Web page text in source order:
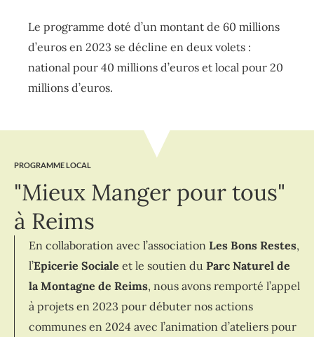
Le programme doté d’un montant de 60 millions
d’euros en 2023 se décline en deux volets :
national pour 40 millions d’euros et local pour 20
millions d’euros.
PROGRAMME LOCAL
"Mieux Manger pour tous"
à Reims
En collaboration avec l’association Les Bons Restes,
l’Epicerie Sociale et le soutien du Parc Naturel de
la Montagne de Reims, nous avons remporté l’appel
à projets en 2023 pour débuter nos actions
communes en 2024 avec l’animation d’ateliers pour